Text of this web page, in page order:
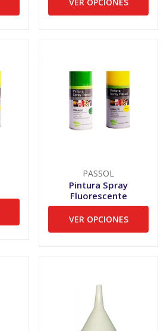
PASSOL
Pintura Spray
Fluorescente
VER OPCIONES